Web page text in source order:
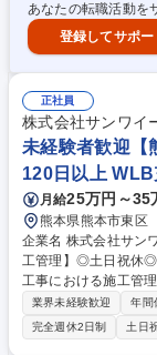
あなたの転職活動を
登録してサポー
正社員
株式会社サンワイ
未経験者歓迎【
120日以上
月給25万円～35
熊本県熊本市東区
企業名 株式会社サンワイーテック 求人名 未
工管理】◎土日祝休◎年休120
工事における施工管
ていただきます。■
なっております。※管工事
■現場巡視による工
業界未経験歓迎 年間
完全週休2日制
土日